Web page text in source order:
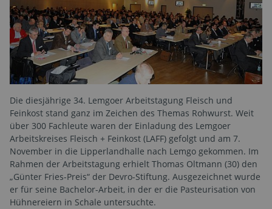
Die diesjährige 34. Lemgoer Arbeitstagung Fleisch und
Feinkost stand ganz im Zeichen des Themas Rohwurst. Weit
über 300 Fachleute waren der Einladung des Lemgoer
Arbeitskreises Fleisch + Feinkost (LAFF) gefolgt und am 7.
November in die Lipperlandhalle nach Lemgo gekommen. Im
Rahmen der Arbeitstagung erhielt Thomas Oltmann (30) den
„Günter Fries-Preis“ der Devro-Stiftung. Ausgezeichnet wurde
er für seine Bachelor-Arbeit, in der er die Pasteurisation von
Hühnereiern in Schale untersuchte.